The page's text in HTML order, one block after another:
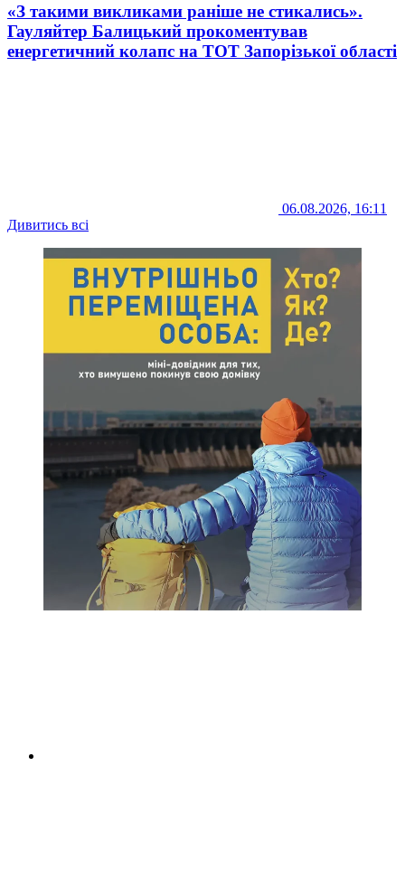
«З такими викликами раніше не стикались».
Гауляйтер Балицький прокоментував
енергетичний колапс на ТОТ Запорізької області
06.08.2026, 16:11
Дивитись всі